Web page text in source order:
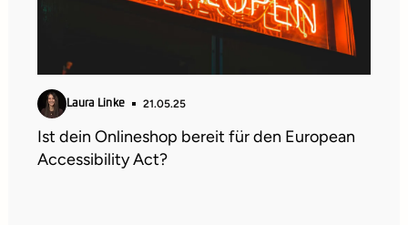
Laura Linke 21.05.25
Ist dein Onlineshop bereit für den European
Accessibility Act?